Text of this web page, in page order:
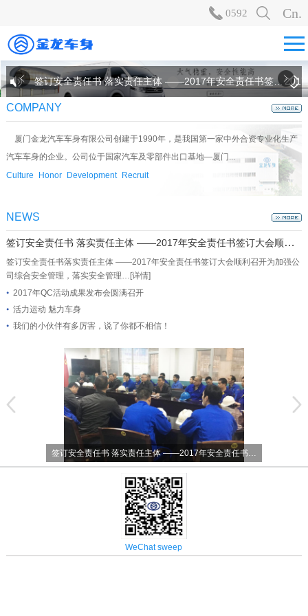
0592 Cn.
签订安全责任书 落实责任主体 ——2017年安全责任书签订大会顺利召开 了解更多>
COMPANY
厦门金龙汽车车身有限公司创建于1990年，是我国第一家中外合资专业化生产
汽车车身的企业。公司位于国家汽车及零部件出口基地—厦门...
Culture
Honor Development Recruit
NEWS
签订安全责任书 落实责任主体 ——2017年安全责任书签订大会顺利召开
签订安全责任书落实责任主体 ——2017年安全责任书签订大会顺利召开为加强公
司综合安全管理，落实安全管理… [详情]
2017年QC活动成果发布会圆满召开
活力运动 魅力车身
我们的小伙伴有多厉害，说了你都不相信！
签订安全责任书 落实责任主体 ——2017年安全责任书…
WeChat sweep